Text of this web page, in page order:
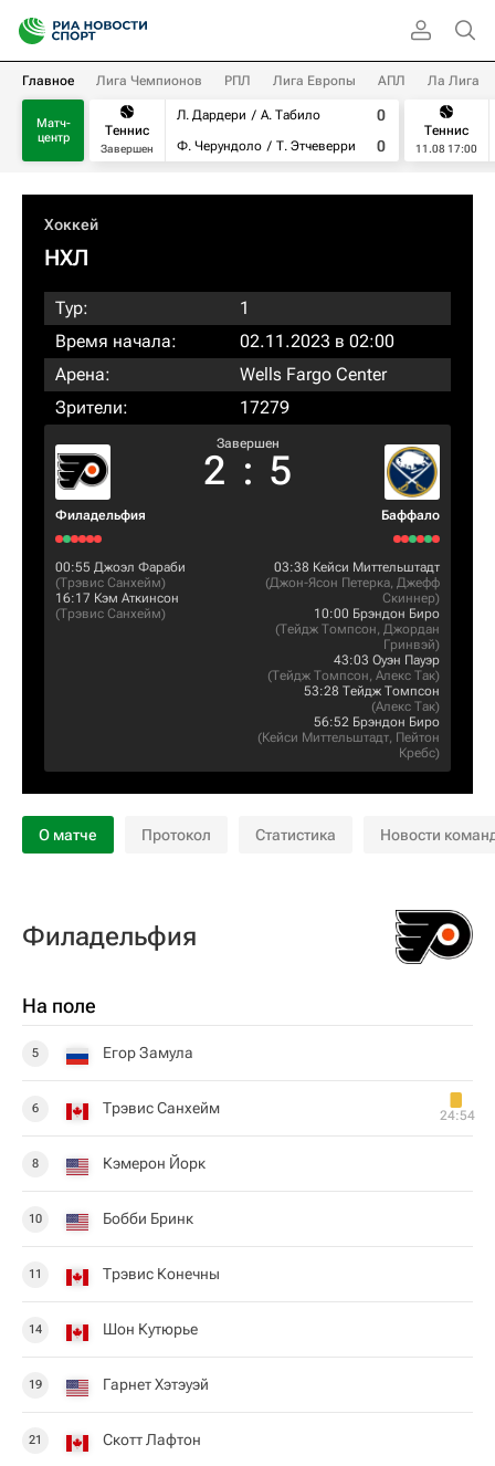
Главное Лига Чемпионов РПЛ Лига Европы АПЛ Ла Лига
Матч-
центр
Теннис
Завершен
Л. Дардери
А. Табило
Ф. Черундоло
Т. Этчеверри
0
0
Теннис
11.08 17:00
Хоккей
НХЛ
Тур:
1
Время начала:
02.11.2023 в 02:00
Арена:
Wells Fargo Center
Зрители:
17279
Филадельфия
Завершен
2 : 5
Баффало
00:55 Джоэл Фараби
(Трэвис Санхейм)
16:17 Кэм Аткинсон
(Трэвис Санхейм)
03:38 Кейси Миттельштадт
(Джон-Ясон Петерка, Джефф
Скиннер)
10:00 Брэндон Биро
(Тейдж Томпсон, Джордан
Гринвэй)
43:03 Оуэн Пауэр
(Тейдж Томпсон, Алекс Так)
53:28 Тейдж Томпсон
(Алекс Так)
56:52 Брэндон Биро
(Кейси Миттельштадт, Пейтон
Кребс)
О матче Протокол Статистика Новости
Филадельфия
На поле
5 Егор Замула
6 Трэвис Санхейм 24:54
8 Кэмерон Йорк
10 Бобби Бринк
11 Трэвис Конечны
14 Шон Кутюрье
19 Гарнет Хэтэуэй
21 Скотт Лафтон